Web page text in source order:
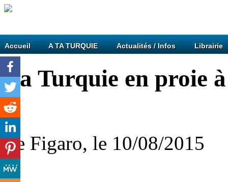
Accueil A TA TURQUIE Actualités / Infos Librairie
La Turquie en proie
Le Figaro, le 10/08/2015